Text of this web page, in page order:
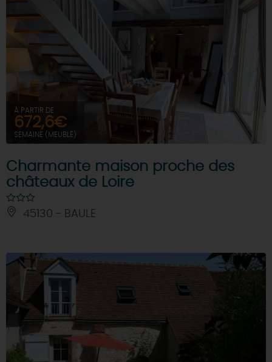
À PARTIR DE
672,6€
SEMAINE (MEUBLÉ)
Charmante maison proche des
châteaux de Loire
45130 - BAULE